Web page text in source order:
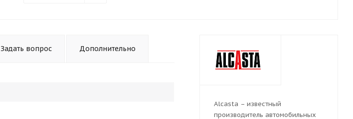
Задать вопрос Дополнительно
Alcasta – известный
производитель автомобильных